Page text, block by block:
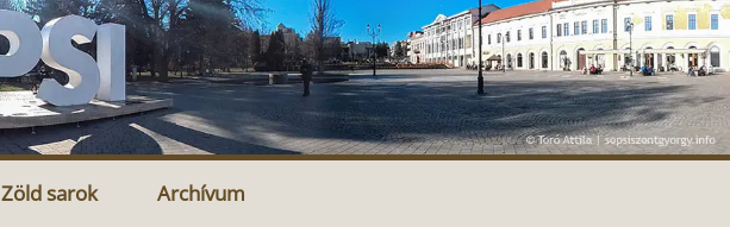
Zöld sarok Archívum